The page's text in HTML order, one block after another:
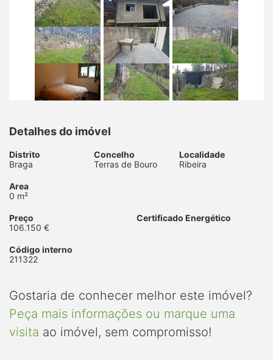
Detalhes do imóvel
Distrito
Braga
Concelho
Terras de Bouro
Localidade
Ribeira
Area
0 m²
Preço
106.150 €
Certificado Energético
Código interno
211322
Gostaria de conhecer melhor este imóvel?
Peça mais informações ou marque uma
visita ao imóvel, sem compromisso!